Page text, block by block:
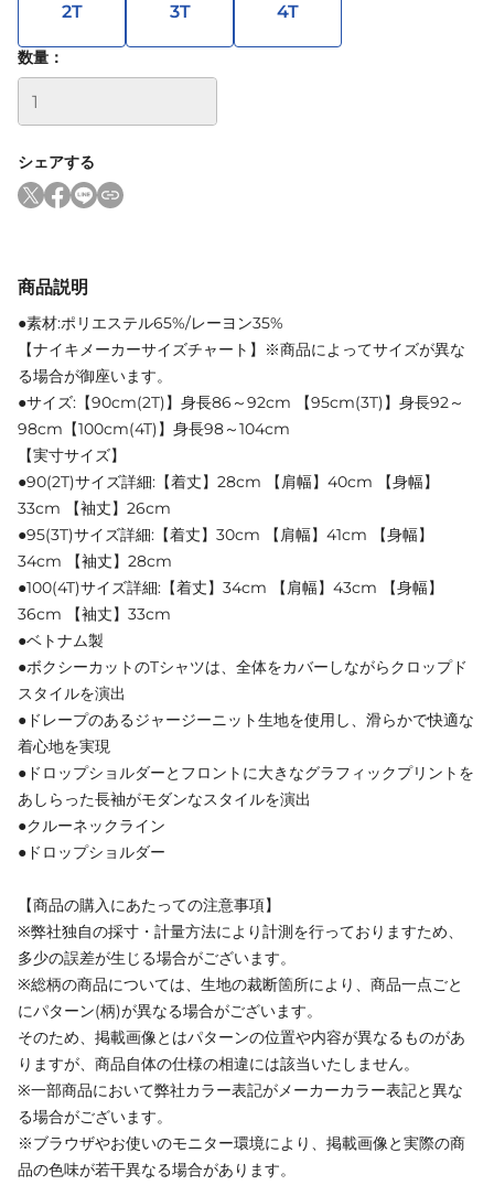
2T 3T 4T
数量：
シェアする
商品説明
●素材:ポリエステル65%/レーヨン35%
【ナイキメーカーサイズチャート】※商品によってサイズが異な
る場合が御座います。
●サイズ:【90cm(2T)】身長86～92cm 【95cm(3T)】身長92～
98cm【100cm(4T)】身長98～104cm
【実寸サイズ】
●90(2T)サイズ詳細:【着丈】28cm 【肩幅】40cm 【身幅】
33cm 【袖丈】26cm
●95(3T)サイズ詳細:【着丈】30cm 【肩幅】41cm 【身幅】
34cm 【袖丈】28cm
●100(4T)サイズ詳細:【着丈】34cm 【肩幅】43cm 【身幅】
36cm 【袖丈】33cm
●ベトナム製
●ボクシーカットのTシャツは、全体をカバーしながらクロップド
スタイルを演出
●ドレープのあるジャージーニット生地を使用し、滑らかで快適な
着心地を実現
●ドロップショルダーとフロントに大きなグラフィックプリントを
あしらった長袖がモダンなスタイルを演出
●クルーネックライン
●ドロップショルダー
【商品の購入にあたっての注意事項】
※弊社独自の採寸・計量方法により計測を行っておりますため、
多少の誤差が生じる場合がございます。
※総柄の商品については、生地の裁断箇所により、商品一点ごと
にパターン(柄)が異なる場合がございます。
そのため、掲載画像とはパターンの位置や内容が異なるものがあ
りますが、商品自体の仕様の相違には該当いたしません。
※一部商品において弊社カラー表記がメーカーカラー表記と異な
る場合がございます。
※ブラウザやお使いのモニター環境により、掲載画像と実際の商
品の色味が若干異なる場合があります。